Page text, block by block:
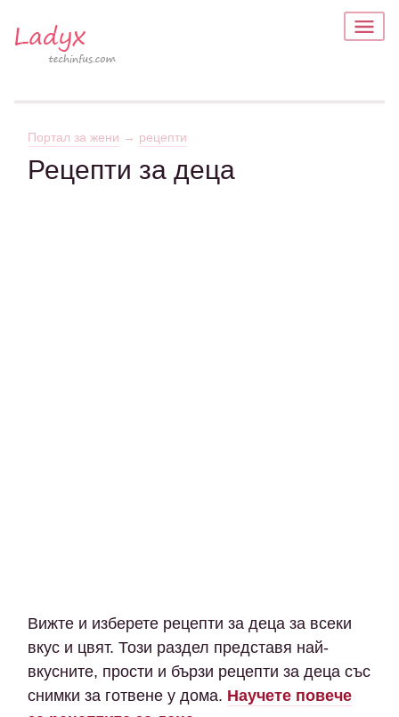
Портал за жени → рецепти
Рецепти за деца
Вижте и изберете рецепти за деца за всеки
вкус и цвят. Този раздел представя най-
вкусните, прости и бързи рецепти за деца със
снимки за готвене у дома. Научете повече